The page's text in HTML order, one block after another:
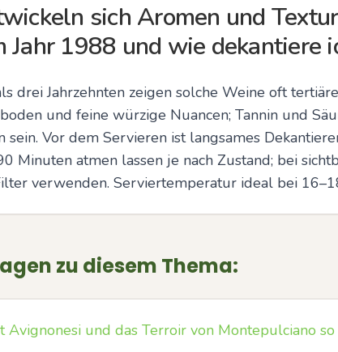
sich Aromen und
Jahr 1988 und wie dekantiere
drei Jahrzehnten zeigen solche Weine oft
und feine würzige Nuancen; Tannin und
sein. Vor dem Servieren ist langsames
Minuten atmen lassen je nach Zustand; bei
verwenden. Serviertemperatur ideal bei
zu diesem Thema:
Avignonesi und das Terroir von Montepulciano so